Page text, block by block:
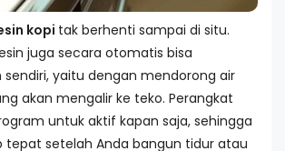
kopi tak berhenti sampai di situ.
juga secara otomatis bisa
yaitu dengan mendorong air
akan mengalir ke teko. Perangkat
untuk aktif kapan saja, sehingga
tepat setelah Anda bangun tidur atau